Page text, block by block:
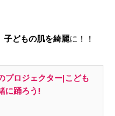
子どもの肌を綺麗に！！
プロジェクター|こども
に踊ろう!